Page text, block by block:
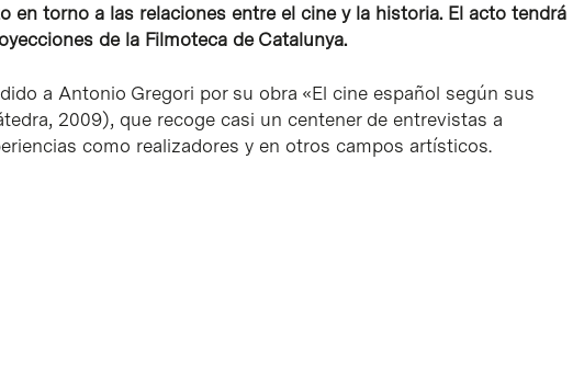
en torno a las relaciones entre el cine y la historia. El acto tendrá
de la Filmoteca de Catalunya.
a Antonio Gregori por su obra «El cine español según sus
2009), que recoge casi un centener de entrevistas a
como realizadores y en otros campos artísticos.